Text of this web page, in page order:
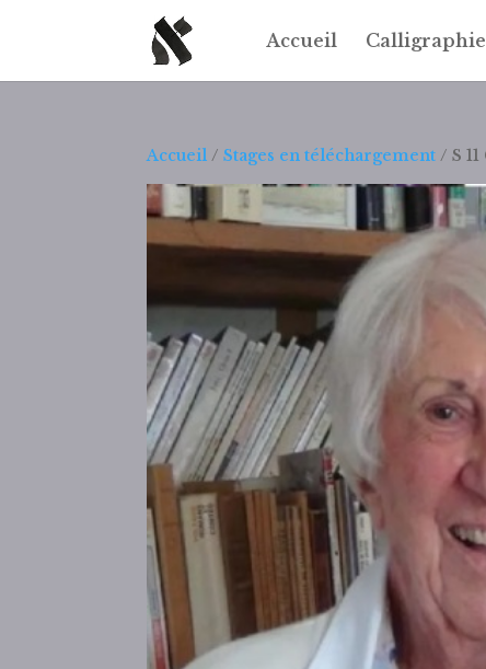
Accueil
Accueil /Stages en téléchargement / S